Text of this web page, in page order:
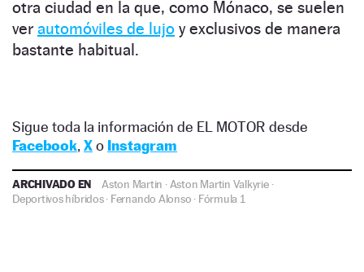
otra ciudad en la que, como Mónaco, se suelen
ver automóviles de lujo y exclusivos de manera
bastante habitual.
Sigue toda la información de EL MOTOR desde
Facebook, Xo Instagram
ARCHIVADO EN Aston Martin · Aston Martin Valkyrie·
Deportivos híbridos· Fernando Alonso · Fórmula 1